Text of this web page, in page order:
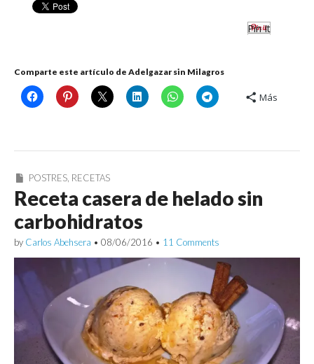
Pin It
Comparte este artículo de Adelgazar sin Milagros
Más
POSTRES RECETAS
Receta casera de helado sin
carbohidratos
by Carlos Abehsera • 08/06/2016 • 11 Comments